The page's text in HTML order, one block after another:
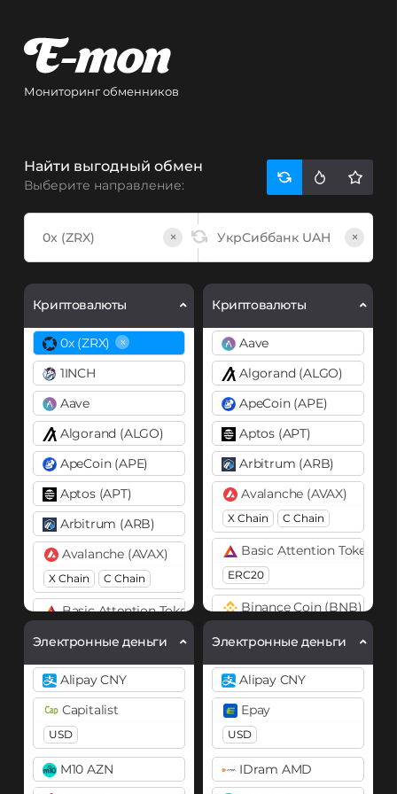
Мониторинг обменников
Найти выгодный обмен
Выберите направление:
× ×
Криптовалюты
0x (ZRX) ×
1INCH
Aave
Algorand (ALGO)
ApeCoin (APE)
Aptos (APT)
Arbitrum (ARB)
Avalanche (AVAX)
X Chain C Chain
Basic Attention Token (BAT)
Binance Coin (BNB)
BEP20
Bitcoin (BTC)
BTC
BEP20
Lightning
Электронные деньги
Alipay CNY
Capitalist
USD
M10 AZN
Криптовалюты
Aave
Algorand (ALGO)
ApeCoin (APE)
Aptos (APT)
Arbitrum (ARB)
Avalanche (AVAX)
X Chain C Chain
Basic Attention Token
ERC20
Binance Coin (BNB)
Bitcoin (BTC)
BTC
BEP20
Lightning
Bitcoin Cash (BCH)
Bitcoin SV (BSV)
Электронные деньги
Alipay CNY
Epay
USD
IDram AMD